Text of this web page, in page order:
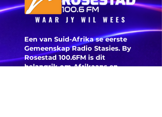
Een van Suid-Afrika se eerste
Gemeenskap Radio Stasies. By
Rosestad 100.6FM is dit
belangrik om Afrikaans en